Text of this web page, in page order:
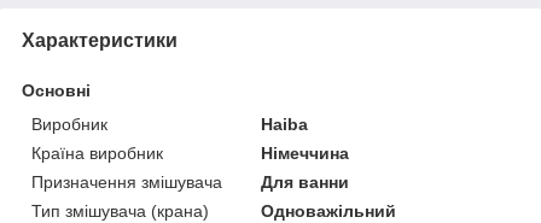
Характеристики
Основні
Виробник
Haiba
Країна виробник
Німеччина
Призначення змішувача
Для ванни
Тип змішувача (крана)
Одноважільний